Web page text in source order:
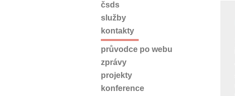
čsds
služby
kontakty
průvodce po webu
zprávy
projekty
konference